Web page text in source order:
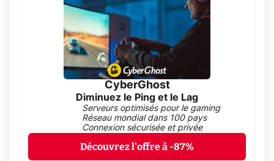
CyberGhost
Diminuez le Ping et le Lag
Serveurs optimisés pour le gaming
Réseau mondial dans 100 pays
Connexion sécurisée et privée
Découvrez l'offre à -87%